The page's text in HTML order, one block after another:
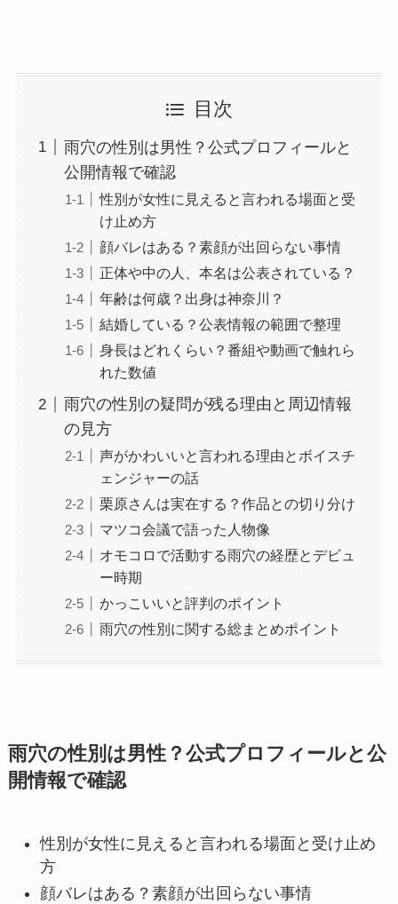
目次
雨穴の性別は男性？公式プロフィールと
公開情報で確認
性別が女性に見えると言われる場面と受
け止め方
顔バレはある？素顔が出回らない事情
正体や中の人、本名は公表されている？
年齢は何歳？出身は神奈川？
結婚している？公表情報の範囲で整理
身長はどれくらい？番組や動画で触れら
れた数値
雨穴の性別の疑問が残る理由と周辺情報
の見方
声がかわいいと言われる理由とボイスチ
ェンジャーの話
栗原さんは実在する？作品との切り分け
マツコ会議で語った人物像
オモコロで活動する雨穴の経歴とデビュ
ー時期
かっこいいと評判のポイント
雨穴の性別に関する総まとめポイント
雨穴の性別は男性？公式プロフィールと公
開情報で確認
性別が女性に見えると言われる場面と受け止め
方
顔バレはある？素顔が出回らない事情